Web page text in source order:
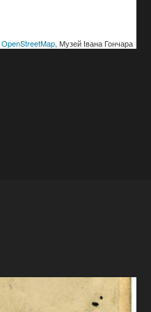
OpenStreetMap, Музей Івана Гончара